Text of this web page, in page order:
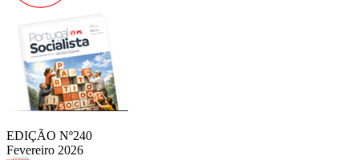
EDIÇÃO Nº240
Fevereiro 2026